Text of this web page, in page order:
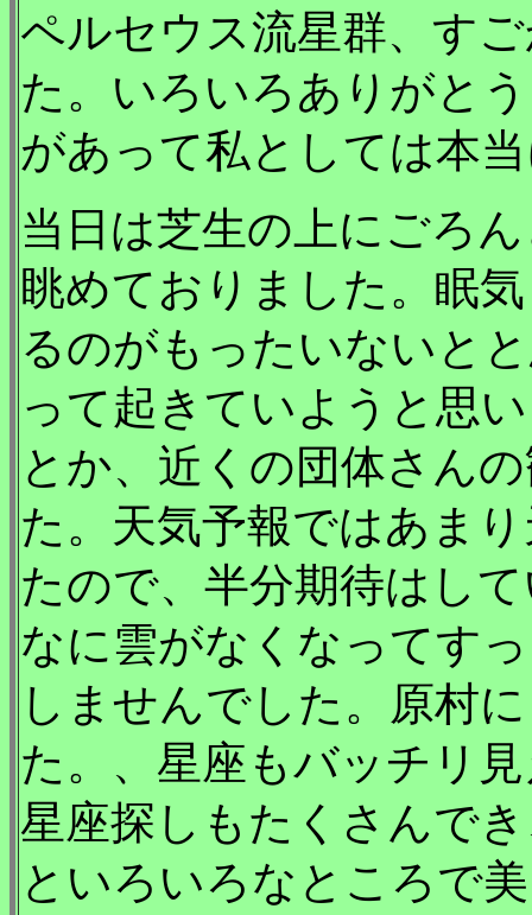
ペルセウス流星群、す
た。いろいろありがと
があって私としては本
当日は芝生の上にごろ
眺めておりました。眠
るのがもったいないと
って起きていようと思
とか、近くの団体さん
た。天気予報ではあま
たので、半分期待はし
なに雲がなくなってす
しませんでした。原村
た。、星座もバッチリ
星座探しもたくさんで
といろいろなところで